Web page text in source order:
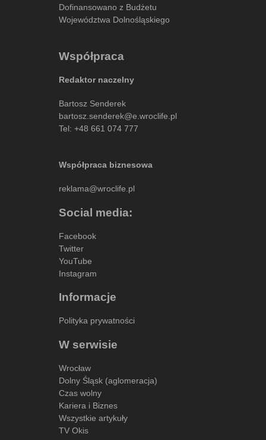
Dofinansowano z Budżetu
Województwa Dolnośląskiego
Współpraca
Redaktor naczelny
Bartosz Senderek
bartosz.senderek@e.wroclife.pl
Tel: +48 661 074 777
Współpraca biznesowa
reklama@wroclife.pl
Social media:
Facebook
Twitter
YouTube
Instagram
Informacje
Polityka prywatności
W serwisie
Wrocław
Dolny Śląsk (aglomeracja)
Czas wolny
Kariera i Biznes
Wszystkie artykuły
TV Okis